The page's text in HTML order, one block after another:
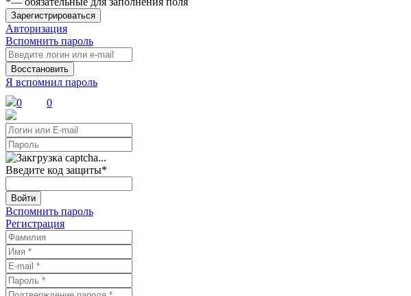
Зарегистрироваться
Авторизация
Вспомнить пароль
Восстановить
Я вспомнил пароль
0
0
Введите код защиты*
Войти
Вспомнить пароль
Регистрация